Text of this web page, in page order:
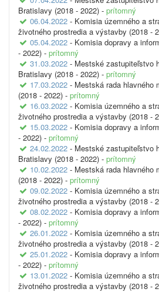
Bratislavy (2018 - 2022) - prítomný
06.04.2022 - Komisia územného a
životného prostredia a výstavby (2018 -
05.04.2022 - Komisia dopravy a
- 2022) - prítomný
31.03.2022 - Mestské zastupiteľstvo
Bratislavy (2018 - 2022) - prítomný
17.03.2022 - Mestská rada hlavného
(2018 - 2022) - prítomný
16.03.2022 - Komisia územného a
životného prostredia a výstavby (2018 -
15.03.2022 - Komisia dopravy a
- 2022) - prítomný
24.02.2022 - Mestské zastupiteľstvo
Bratislavy (2018 - 2022) - prítomný
10.02.2022 - Mestská rada hlavného
(2018 - 2022) - prítomný
09.02.2022 - Komisia územného a
životného prostredia a výstavby (2018 -
08.02.2022 - Komisia dopravy a
- 2022) - prítomný
26.01.2022 - Komisia územného a
životného prostredia a výstavby (2018 -
25.01.2022 - Komisia dopravy a
- 2022) - prítomný
13.01.2022 - Komisia územného a
životného prostredia a výstavby (2018 -